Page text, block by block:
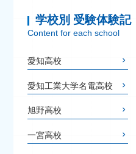
学校別 受験体験記
Content for each school
愛知高校
愛知工業大学名電高校
旭野高校
一宮高校